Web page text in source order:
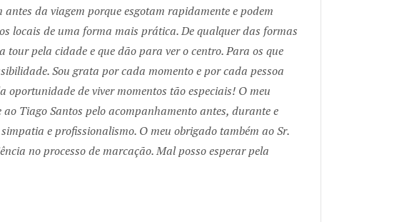
da viagem porque esgotam rapidamente e podem
locais de uma forma mais prática. De qualquer das formas
pela cidade e que dão para ver o centro. Para os que
Sou grata por cada momento e por cada pessoa
oportunidade de viver momentos tão especiais! O meu
Tiago Santos pelo acompanhamento antes, durante e
e profissionalismo. O meu obrigado também ao Sr.
no processo de marcação. Mal posso esperar pela